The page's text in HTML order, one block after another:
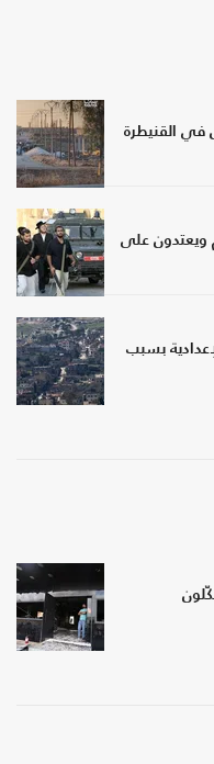
في القنيطرة
ويعتدون على
بسبب